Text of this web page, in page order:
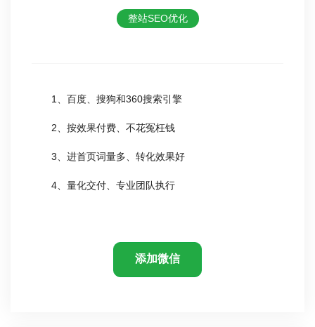
整站SEO优化
1、百度、搜狗和360搜索引擎
2、按效果付费、不花冤枉钱
3、进首页词量多、转化效果好
4、量化交付、专业团队执行
添加微信